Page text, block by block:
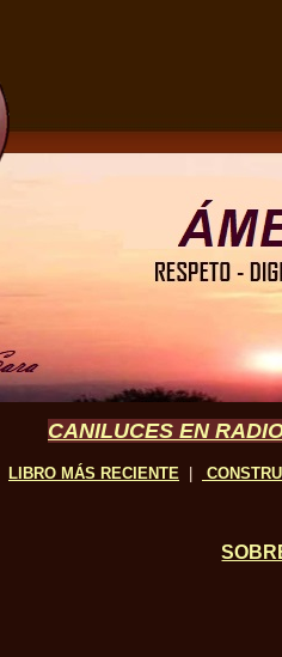
CANILUCES EN
LIBRO MÁS RECIENTE